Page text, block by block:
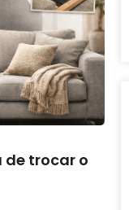
de trocar o